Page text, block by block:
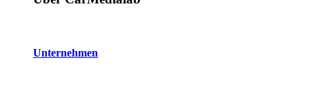
Unternehmen